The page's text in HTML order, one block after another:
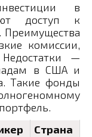
в
доступ к
комиссии,
—
в США и
Такие фонды
Страна